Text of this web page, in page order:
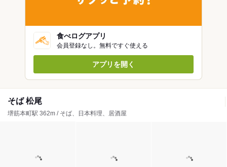
食べログアプリ
会員登録なし。無料ですぐ使える
アプリを開く
そば 松尾
堺筋本町駅 362m / そば、日本料理、居酒屋